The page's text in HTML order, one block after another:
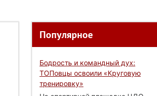
Популярное
Бодрость и командный дух:
ТОПовцы освоили «Круговую
тренировку»